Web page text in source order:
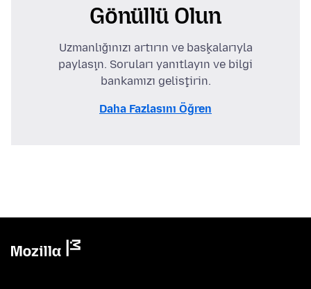
Gönüllü Olun
Uzmanlığınızı artırın ve başkalarıyla
paylaşın. Soruları yanıtlayın ve bilgi
bankamızı geliştirin.
Daha Fazlasını Öğren